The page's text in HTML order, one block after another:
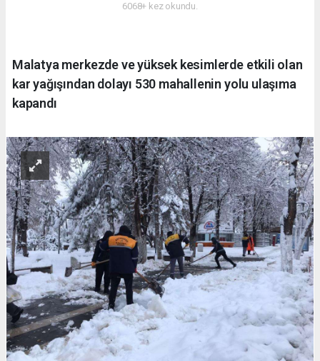
6068+ kez okundu.
Malatya merkezde ve yüksek kesimlerde etkili olan
kar yağışından dolayı 530 mahallenin yolu ulaşıma
kapandı